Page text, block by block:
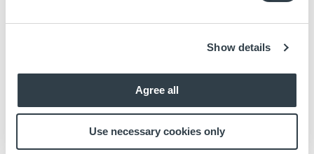
Show details
Agree all
Use necessary cookies only
Genehmigung vonFUERTEGROUP S.L.einholen. Die
Herstellung des Links bedeutet auf keinen Fall, dass zwischen
https://www.fuerte-group.com/de/
Dienstleistungen akzeptiert oder billigt.
Einseitige änderung und dauer